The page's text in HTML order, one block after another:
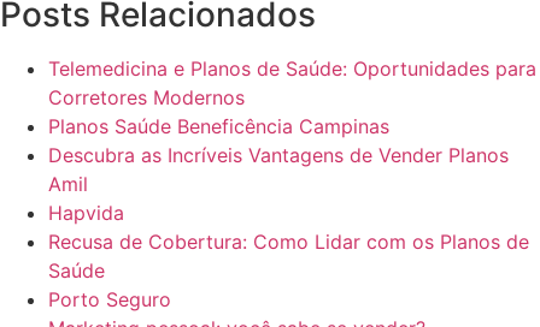
Posts Relacionados
Telemedicina e Planos de Saúde: Oportunidades para
Corretores Modernos
Planos Saúde Beneficência Campinas
Descubra as Incríveis Vantagens de Vender Planos
Amil
Hapvida
Recusa de Cobertura: Como Lidar com os Planos de
Saúde
Porto Seguro